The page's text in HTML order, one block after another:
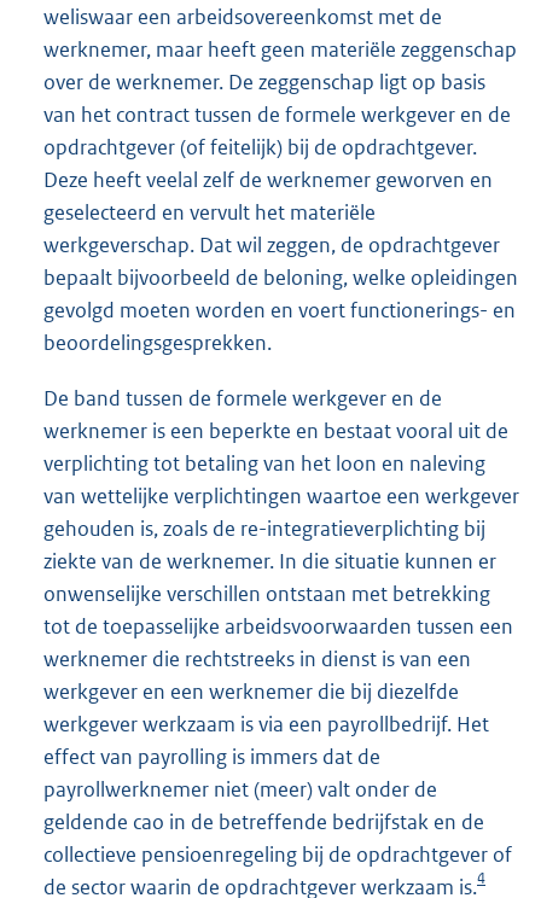
weliswaar een arbeidsovereenkomst met de
werknemer, maar heeft geen materiële zeggenschap
over de werknemer. De zeggenschap ligt op basis
van het contract tussen de formele werkgever en de
opdrachtgever (of feitelijk) bij de opdrachtgever.
Deze heeft veelal zelf de werknemer geworven en
geselecteerd en vervult het materiële
werkgeverschap. Dat wil zeggen, de opdrachtgever
bepaalt bijvoorbeeld de beloning, welke opleidingen
gevolgd moeten worden en voert functionerings- en
beoordelingsgesprekken.
De band tussen de formele werkgever en de
werknemer is een beperkte en bestaat vooral uit de
verplichting tot betaling van het loon en naleving
van wettelijke verplichtingen waartoe een werkgever
gehouden is, zoals de re-integratieverplichting bij
ziekte van de werknemer. In die situatie kunnen er
onwenselijke verschillen ontstaan met betrekking
tot de toepasselijke arbeidsvoorwaarden tussen een
werknemer die rechtstreeks in dienst is van een
werkgever en een werknemer die bij diezelfde
werkgever werkzaam is via een payrollbedrijf. Het
effect van payrolling is immers dat de
payrollwerknemer niet (meer) valt onder de
geldende cao in de betreffende bedrijfstak en de
collectieve pensioenregeling bij de opdrachtgever of
de sector waarin de opdrachtgever werkzaam is.4